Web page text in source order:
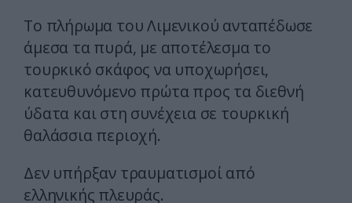
Το πλήρωμα του Λιμενικού ανταπέδωσε
άμεσα τα πυρά, με αποτέλεσμα το
τουρκικό σκάφος να υποχωρήσει,
κατευθυνόμενο πρώτα προς τα διεθνή
ύδατα και στη συνέχεια σε τουρκική
θαλάσσια περιοχή.
Δεν υπήρξαν τραυματισμοί από
ελληνικής πλευράς.